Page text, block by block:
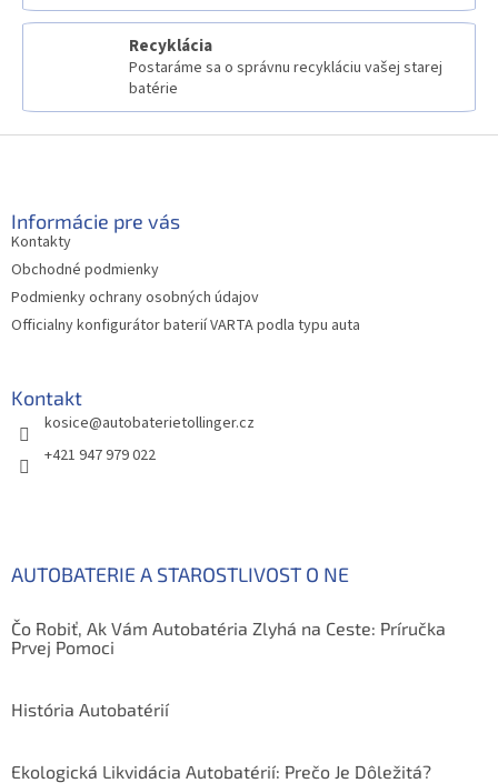
s
Recyklácia
Postaráme sa o správnu recykláciu vašej starej
batérie
Informácie pre vás
Kontakty
Obchodné podmienky
Podmienky ochrany osobných údajov
Officialny konfigurátor baterií VARTA podla typu auta
Kontakt
kosice@autobaterietollinger.cz
+421 947 979 022
AUTOBATERIE A STAROSTLIVOST O NE
Čo Robiť, Ak Vám Autobatéria Zlyhá na Ceste: Príručka
Prvej Pomoci
História Autobatérií
Ekologická Likvidácia Autobatérií: Prečo Je Dôležitá?